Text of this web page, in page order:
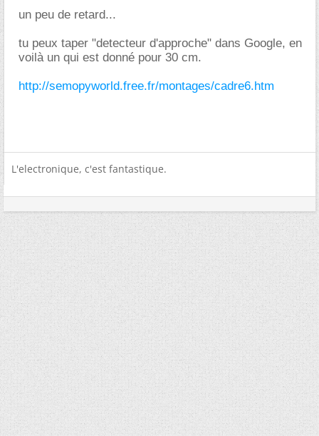
un peu de retard...
tu peux taper "detecteur d'approche" dans Google, en
voilà un qui est donné pour 30 cm.
http://semopyworld.free.fr/montages/cadre6.htm
L'electronique, c'est fantastique.